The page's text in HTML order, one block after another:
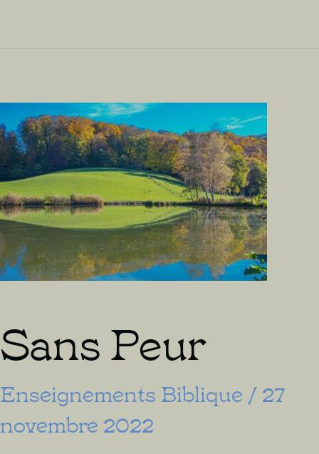
Sans Peur
Enseignements Biblique /27
novembre 2022